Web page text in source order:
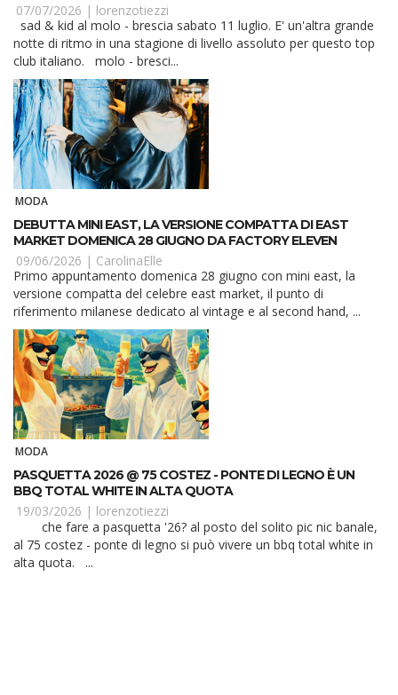
07/07/2026 | lorenzotiezzi
notte di ritmo in una stagione di livello assoluto per questo top
club italiano. molo - bresci...
MODA
DEBUTTA MINI EAST, LA VERSIONE COMPATTA DI EAST
MARKET DOMENICA 28 GIUGNO DA FACTORY ELEVEN
09/06/2026 | CarolinaElle
Primo appuntamento domenica 28 giugno con mini east, la
versione compatta del celebre east market, il punto di
riferimento milanese dedicato al vintage e al second hand, ...
MODA
PASQUETTA 2026 @ 75 COSTEZ - PONTE DI LEGNO È UN
BBQ TOTAL WHITE IN ALTA QUOTA
19/03/2026 | lorenzotiezzi
al 75 costez - ponte di legno si può vivere un bbq total white in
alta quota. ...